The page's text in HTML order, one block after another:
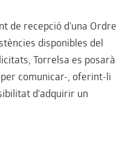
de recepció d'una Ordre
disponibles del
Torrelsa es posarà
comunicar-, oferint-li
d'adquirir un